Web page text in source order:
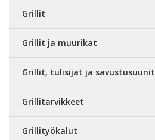
Grillit
Grillit ja muurikat
Grillit, tulisijat ja savustusuunit
Grillitarvikkeet
Grillityökalut